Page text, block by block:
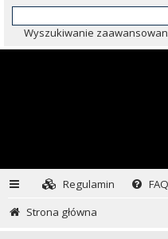
Wyszukiwanie
Regulamin
FAQ
Strona główna